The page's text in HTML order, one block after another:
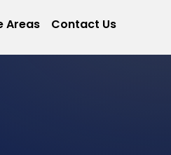
Areas Contact Us